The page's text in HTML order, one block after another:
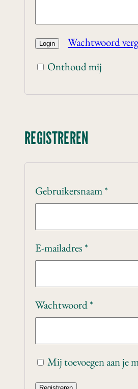
Wachtwoord
Onthoud mij
REGISTREREN
Gebruikersnaam*
E-mailadres *
Wachtwoord*
Mij toevoegen aan je